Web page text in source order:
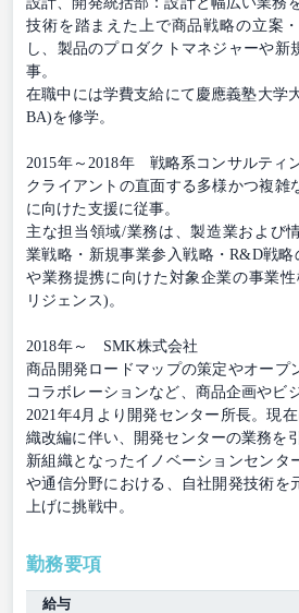
技術を踏まえた上で商品戦略の立案
し、製品のプロダクトマネジャーや新
事。
在職中には学費支給にて慶應義塾大学
BA)を修学。
2015年～2018年 戦略系コンサルティ
クライアントの直面する多様かつ複雑
に向けた支援に従事。
主な担当領域/業務は、製造業および
業戦略・新規事業参入戦略・R&D戦
や業務提携に向けた対象企業の事業
リジェンス)。
2018年～ SMK株式会社
商品開発ロードマップの策定やオープ
コラボレーションなど、商品企画やビ
2021年4月より開発センター所長。現
織改編に伴い、開発センターの業務を
新組織となったイノベーションセンタ
や通信分野における、自社開発技術を
上げに挑戦中。
勤務要項
給与